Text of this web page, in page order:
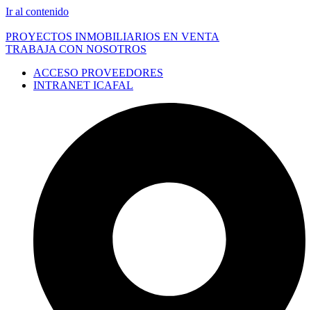
Ir al contenido
PROYECTOS INMOBILIARIOS EN VENTA
TRABAJA CON NOSOTROS
ACCESO PROVEEDORES
INTRANET ICAFAL